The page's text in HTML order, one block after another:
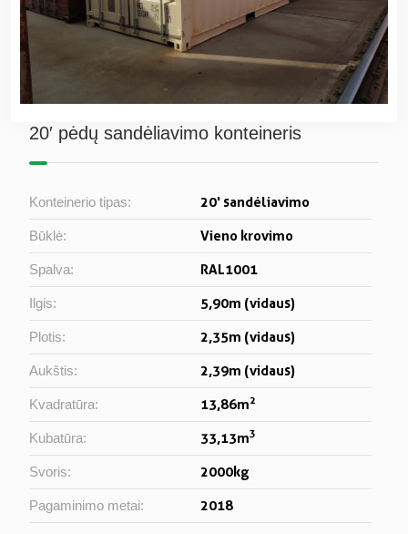
20′ pėdų sandėliavimo konteineris
Konteinerio tipas: 20' sandėliavimo
Būklė: Vieno krovimo
Spalva: RAL1001
Ilgis: 5,90m (vidaus)
Plotis: 2,35m (vidaus)
Aukštis: 2,39m (vidaus)
Kvadratūra: 13,86m2
Kubatūra: 33,13m3
Svoris: 2000kg
Pagaminimo metai: 2018